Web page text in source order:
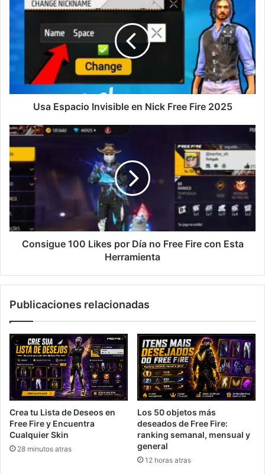
Espacio
Invisible
Fire
Usa Espacio Invisible en Nick Free Fire 2025
Consigue
Likes
por
Día
no
Free
Fire
con
EstaConsigue 100 Likes por Día no Free Fire con Esta
Herramienta
Publicaciones relacionadas
Crea tu Lista de Deseos en
Free Fire y Encuentra
Cualquier Skin
28 minutos atras
Los 50 objetos más
deseados de Free Fire:
ranking semanal, mensual y
general
12 horas atras